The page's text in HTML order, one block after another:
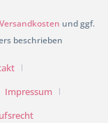
Versandkosten und ggf.
beschrieben
Impressum